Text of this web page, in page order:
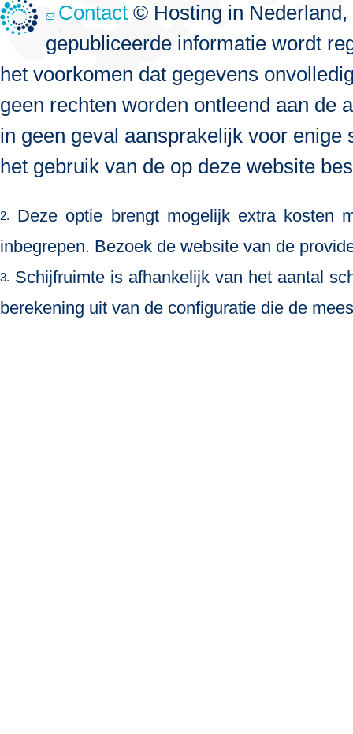
Contact © Hosting in
gepubliceerde informatie wordt
het voorkomen dat gegevens
geen rechten worden ontleend aan de
in geen geval aansprakelijk voor
het gebruik van de op deze website
2.
Deze optie brengt mogelijk extra kosten
inbegrepen. Bezoek de website van de
3. Schijfruimte is afhankelijk van het aantal
berekening uit van de configuratie die de